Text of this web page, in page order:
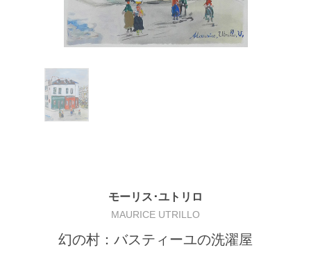
モーリス･ユトリロ
MAURICE UTRILLO
幻の村：バスティーユの洗濯屋